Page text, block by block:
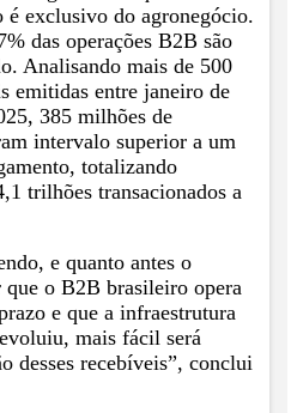
é exclusivo do agronegócio.
das operações B2B são
Analisando mais de 500
emitidas entre janeiro de
385 milhões de
intervalo superior a um
totalizando
trilhões transacionados a
e quanto antes o
que o B2B brasileiro opera
e que a infraestrutura
mais fácil será
desses recebíveis”, conclui